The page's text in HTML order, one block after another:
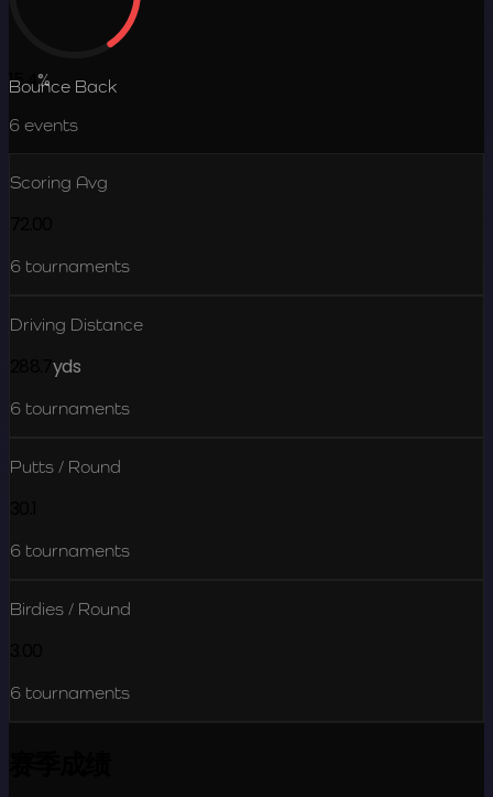
15.4%
Bounce Back
6 events
Scoring Avg
6 tournaments
Driving Distance
yds
6 tournaments
Putts / Round
6 tournaments
Birdies / Round
6 tournaments